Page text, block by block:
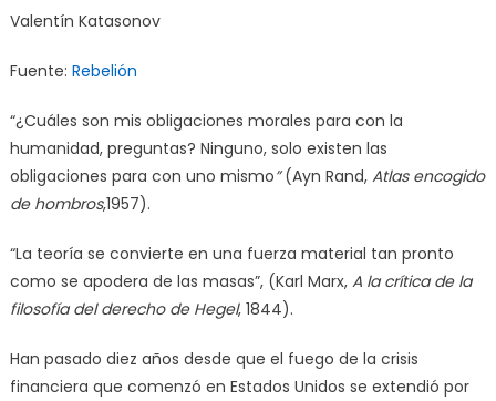
Valentín Katasonov
Fuente: Rebelión
“¿Cuáles son mis obligaciones morales para con la
humanidad, preguntas? Ninguno, solo existen las
obligaciones para con uno mismo”(Ayn Rand, Atlas encogido
de hombros,1957).
“La teoría se convierte en una fuerza material tan pronto
como se apodera de las masas”, (Karl Marx, A la crítica de la
filosofía del derecho de Hegel, 1844).
Han pasado diez años desde que el fuego de la crisis
financiera que comenzó en Estados Unidos se extendió por